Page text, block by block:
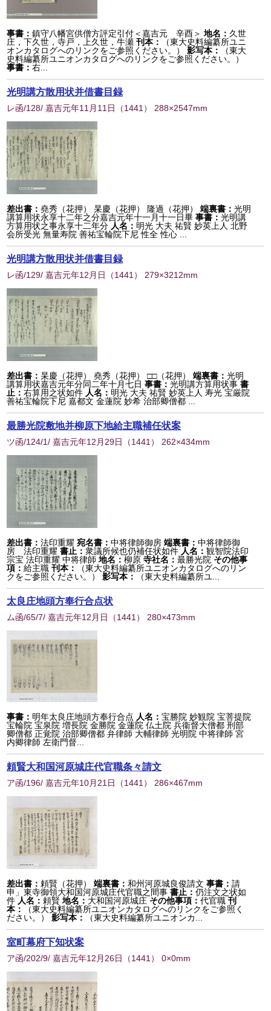
事書：鎮守八幡宮供僧方評定引付＜嘉吉元 辛酉＞ 地名： 久世
庄，下久世，寺戸，上久世，牛瀬 刊本：
（東大史料編纂所ユニ
オンカタログへのリンクをご参照ください。）
影写本：
（東大
史料編纂所ユニオンカタログへのリンクをご参照ください。）
事書：右...
光明講方散用状并借書目録
レ函/128/ 嘉吉元年11月11日 （1441 ） 288×2547mm
差出書：堯秀（花押） 杲慶（花押） 隆過（花押） 端裏書：光明
講算用状永享十二年之分嘉吉元年十一月十一日畢事書：光明講
方算用状之事永享十二年分 人名： 明光 大夫 祐賢 妙英上人 北野
会所受光 無量寿院 善祐宝輪院下尼 性全 性心 ...
光明講方散用状并借書目録
レ函/129/ 嘉吉元年12月日 （1441 ） 279×3212mm
差出書：杲慶（花押） 堯秀（花押） □□（花押） 端裏書：光明
講算用状嘉吉元年分同二年十月七日事書：光明講方算用状事 書
止：右算用之状如件 人名： 明光 大夫 祐賢 妙英上人 寿光 宝厳院
善祐宝輪院下尼 嘉都文 金蓮院 妙希 治部卿僧都 ...
最勝光院敷地并柳原下地給主職補任状案
ツ函/124/1/ 嘉吉元年12月29日 （1441 ） 262×434mm
差出書：法印重耀 宛名書：中将律師御房 端裏書：中将律師御
房 法印重耀書止：衆議所候也仍補任状如件 人名：観智院法印
宗宝 法印重耀 中将律師 地名：柳原 寺社名：最勝光院 その他事
項：給主職刊本：
（東大史料編纂所ユニオンカタログへのリン
クをご参照ください。）
影写本： （東大史料編纂所ユ...
太良庄地頭方奉行合点状
ム函/65/7/ 嘉吉元年12月日 （1441 ） 280×473mm
事書： 明年太良庄地頭方奉行合点 人名：宝勝院 妙観院 宝菩提院
宝輪院 宝泉院 増長院 金勝院 金蓮院 仏土院 兵衞督大僧都 刑部
卿僧都 正覚院 治部卿僧都 弁律師 大輔律師 光明院 中将律師 宮
内卿律師 左衛門督...
頼賢大和国河原城庄代官職条々請文
ア函/196/ 嘉吉元年10月21日 （1441 ） 286×467mm
差出書： 頼賢（花押） 端裏書：和州河原城良俊請文 事書：請
申」東寺御領大和国河原城庄代官職之間事書止：仍注文之状如
件 人名： 頼賢 地名： 大和国河原城庄 その他事項：代官職刊
本：
（東大史料編纂所ユニオンカタログへのリンクをご参照く
ださい。）
影写本： （東大史料編纂所ユニオンカ...
室町幕府下知状案
ア函/202/9/ 嘉吉元年12月26日 （1441 ） 0×0mm